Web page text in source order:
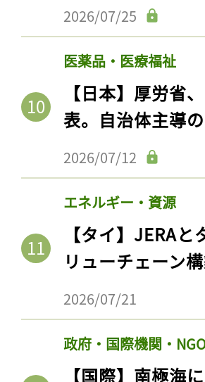
2026/07/25
医薬品・医療福祉
【日本】厚労省
表。自治体主導
2026/07/12
エネルギー・資源
【タイ】JERA
リューチェーン
2026/07/21
政府・国際機関・
【国際】南極海